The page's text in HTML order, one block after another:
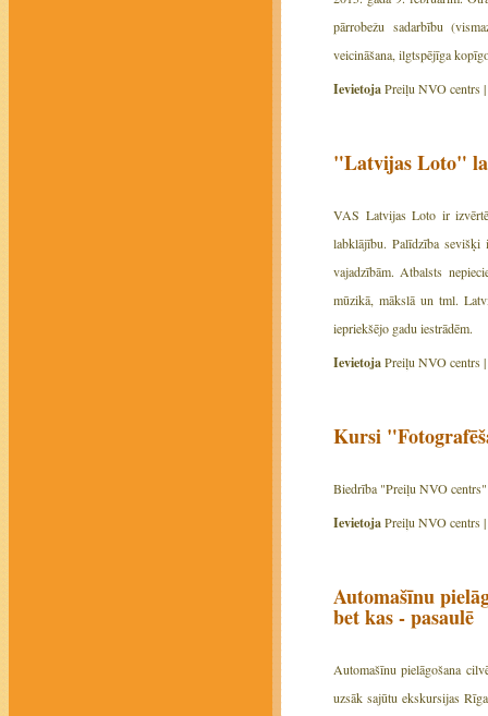
pārrobežu sadarbību
veicināšana, ilgtspējīga
IevietojaPreiļu NVO centrs |
"Latvijas Loto"
VAS Latvijas Loto ir
labklājību. Palīdzība sevišķi
vajadzībām. Atbalsts
mūzikā, mākslā un tml.
iepriekšējo gadu iestrādēm.
IevietojaPreiļu NVO centrs |
Kursi
Biedrība "Preiļu NVO
IevietojaPreiļu NVO centrs |
Automašīnu
bet kas - pasaulē
Automašīnu pielāgošana
uzsāk sajūtu ekskursijas